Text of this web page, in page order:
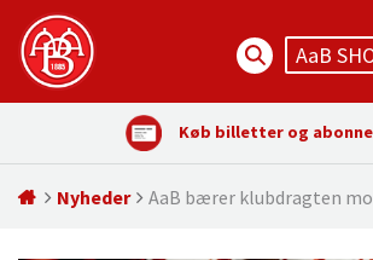
AaB
Køb billetter og
Nyheder AaB bærer klubdragten